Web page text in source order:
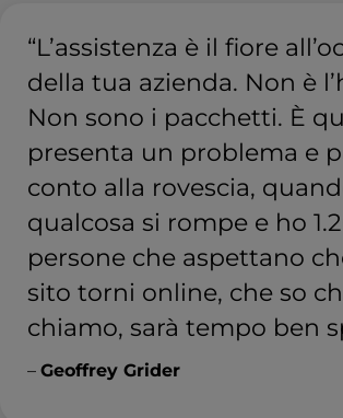
“L’assistenza è il fiore
della tua azienda. Non è
Non sono i pacchetti. È
presenta un problema e
conto alla rovescia,
qualcosa si rompe e ho
persone che aspettano
sito torni online, che so
chiamo, sarà tempo ben
– Geoffrey Grider